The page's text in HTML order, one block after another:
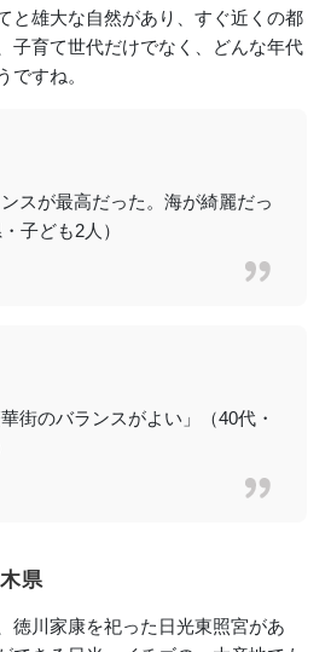
と雄大な自然があり、すぐ近くの都
子育て世代だけでなく、どんな年代
ですね。
スが最高だった。海が綺麗だっ
子ども2人）
街のバランスがよい」（40代・
県
徳川家康を祀った日光東照宮があ